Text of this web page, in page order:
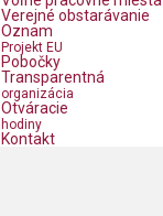
Verejné obstarávanie
Oznam
Projekt EU
Pobočky
Transparentná
organizácia
Otváracie
hodiny
Kontakt